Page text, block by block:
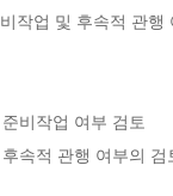
작업 및 후속적 관행
비작업 여부 검토
속적 관행 여부의 검